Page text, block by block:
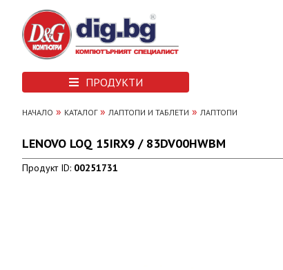
ПРОДУКТИ
НАЧАЛО » КАТАЛОГ» ЛАПТОПИ И ТАБЛЕТИ » ЛАПТОПИ
LENOVO LOQ 15IRX9 / 83DV00HWBM
Продукт ID: 00251731